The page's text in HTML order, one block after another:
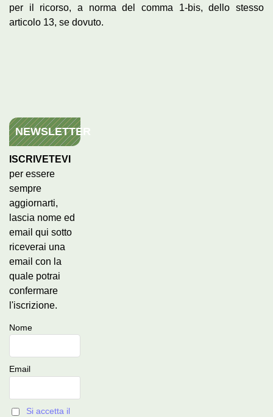
per il ricorso, a norma del comma 1-bis, dello stesso
articolo 13, se dovuto.
NEWSLETTER
ISCRIVETEVI
per essere
sempre
aggiornarti,
lascia nome ed
email qui sotto
riceverai una
email con la
quale potrai
confermare
l'iscrizione.
Nome
Email
Si accetta il